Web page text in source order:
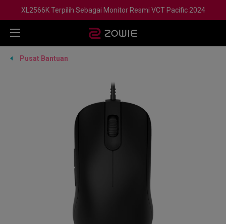
XL2566K Terpilih Sebagai Monitor Resmi VCT Pacific 2024
Pusat Bantuan